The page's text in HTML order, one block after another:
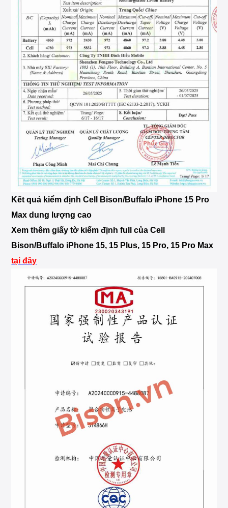
Kết quả kiểm định Cell Bison/Buffalo iPhone 15 Pro
Max dung lượng cao
Xem thêm giấy tờ kiểm định full của Cell
Bison/Buffalo iPhone 15, 15 Plus, 15 Pro, 15 Pro Max
tại đây